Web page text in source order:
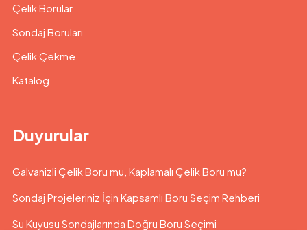
Çelik Borular
Sondaj Boruları
Çelik Çekme
Katalog
Duyurular
Galvanizli Çelik Boru mu, Kaplamalı Çelik Boru mu?
Sondaj Projeleriniz İçin Kapsamlı Boru Seçim Rehberi
Su Kuyusu Sondajlarında Doğru Boru Seçimi